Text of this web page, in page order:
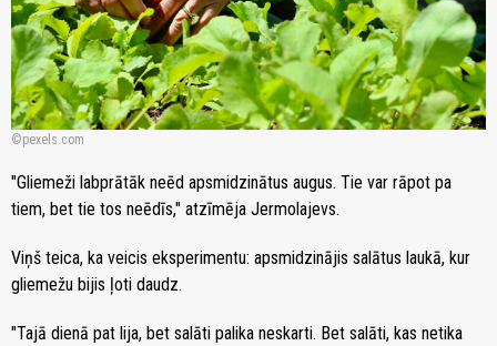
pexels.com
"Gliemeži labprātāk neēd apsmidzinātus augus. Tie var rāpot pa
tiem, bet tie tos neēdīs," atzīmēja Jermolajevs.
Viņš teica, ka veicis eksperimentu: apsmidzinājis salātus laukā, kur
gliemežu bijis ļoti daudz.
"Tajā dienā pat lija, bet salāti palika neskarti. Bet salāti, kas netika